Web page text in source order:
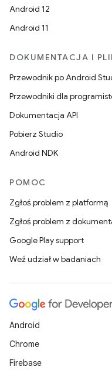
Android 12
Android 11
DOKUMENTACJA I
Przewodnik po Android
Przewodniki dla
Dokumentacja API
Pobierz Studio
Android NDK
POMOC
Zgłoś problem z platformą
Zgłoś problem z
Google Play support
Weź udział w badaniach
Android
Chrome
Firebase